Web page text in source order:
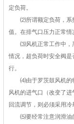
定负荷。
⑵所谓额定负荷，系指
值。在排气口压力正常情
⑶风机正常工作中，严
情况，超负荷时安全阀
行。
⑷由于罗茨鼓风机的特
风机的进气口（改变了
回流调节，则必须采用冷
⑸要经常注意润滑油的